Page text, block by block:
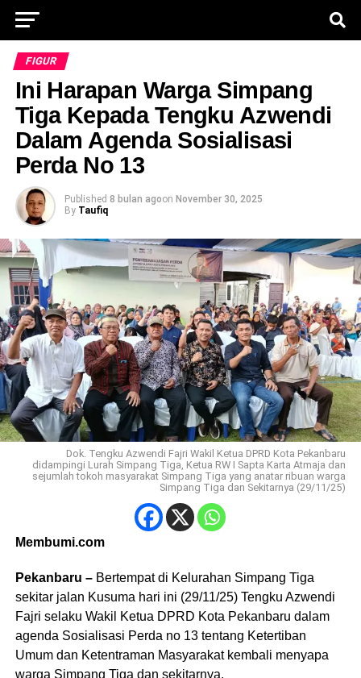
FIGUR
Ini Harapan Warga Simpang
Tiga Kepada Tengku Azwendi
Dalam Agenda Sosialisasi
Perda No 13
Published 8 bulan agoon November 30, 2025
By Taufiq
Dok. Tengku Azwendi Fajri Wakil Ketua DPRD Kota Pekanbaru
didampingi Lurah Simpang Tiga, Ketua RW I Sapta Karta Atmaja dan
sejumlah tokoh masyarakat Simpang Tiga yang anatar ribuan warga
Simpang Tiga dan Sekitarnya (29/11/25)
Membumi.com
Pekanbaru – Bertempat di Kelurahan Simpang Tiga
sekitar jalan Kusuma hari ini (29/11/25) Tengku Azwendi
Fajri selaku Wakil Ketua DPRD Kota Pekanbaru dalam
agenda Sosialisasi Perda no 13 tentang Ketertiban
Umum dan Ketentraman Masyarakat kembali menyapa
warga Simpang Tiga dan sekitarnya.